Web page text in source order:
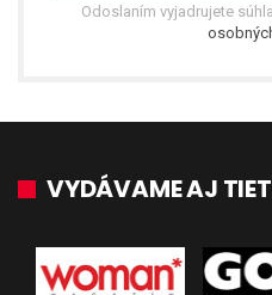
Odoslaním vyjadrujete
VYDÁVAME AJ